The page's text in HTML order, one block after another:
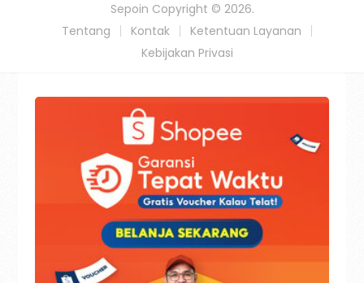
Sepoin Copyright © 2026.
Tentang
Kontak
Ketentuan Layanan
Kebijakan Privasi